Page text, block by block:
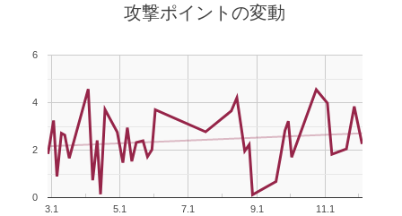
攻撃ポイントの変動
3.1 5.1 7.1 9.1 11.1
0
2
4
6